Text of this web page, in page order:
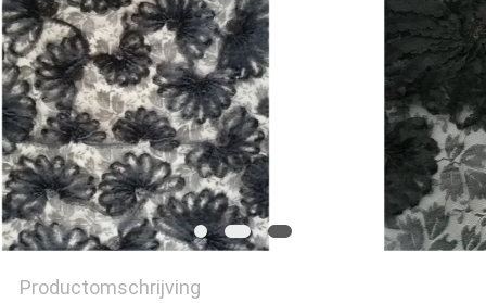
Productomschrijving